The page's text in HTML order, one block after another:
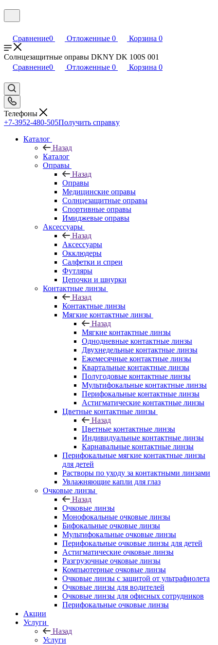
Сравнение0 Отложенные 0 Корзина 0
Солнцезащитные оправы DKNY DK 100S 001
Сравнение0 Отложенные 0 Корзина 0
Телефоны
+7-3952-480-505Получить справку
Каталог
Назад
Каталог
Оправы
Назад
Оправы
Медицинские оправы
Солнцезащитные оправы
Спортивные оправы
Имиджевые оправы
Аксессуары
Назад
Аксессуары
Окклюдеры
Салфетки и спреи
Футляры
Цепочки и шнурки
Контактные линзы
Назад
Контактные линзы
Мягкие контактные линзы
Назад
Мягкие контактные линзы
Однодневные контактные линзы
Двухнедельные контактные линзы
Ежемесячные контактные линзы
Квартальные контактные линзы
Полугодовые контактные линзы
Мультифокальные контактные линзы
Перифокальные контактные линзы
Астигматические контактные линзы
Цветные контактные линзы
Назад
Цветные контактные линзы
Индивидуальные контактные линзы
Карнавальные контактные линзы
Перифокальные мягкие контактные линзы
для детей
Растворы по уходу за контактными линзами
Увлажняющие капли для глаз
Очковые линзы
Назад
Очковые линзы
Монофокальные очковые линзы
Бифокальные очковые линзы
Мультифокальные очковые линзы
Перифокальные очковые линзы для детей
Астигматические очковые линзы
Разгрузочные очковые линзы
Компьютерные очковые линзы
Очковые линзы с защитой от ультрафиолета
Очковые линзы для водителей
Очковые линзы для офисных сотрудников
Перифокальные очковые линзы
Акции
Услуги
Назад
Услуги